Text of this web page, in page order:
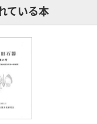
ている本